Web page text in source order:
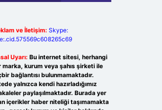
ve İletişim: Skype:
Uyarı: Bu internet sitesi, herhangi
marka, kurum veya şahıs şirketi ile
bağlantısı bulunmamaktadır.
yalnızca kendi hazırladığımız
paylaşılmaktadır. Burada yer
içerikler haber niteliği taşımamakta